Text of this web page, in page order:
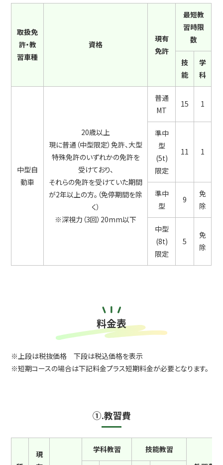
取扱免
許・教
習車種
資格
現有
免許
最短教
習時限
数
技
能
学
科
中型自
動車
20歳以上
現に普通（中型限定）免許、大型
特殊免許のいずれかの免許を
受けており、
それらの免許を受けていた期間
が2年以上の方。（免停期間を除
く）
※深視力（3回）20mm以下
普通
MT
15 1
準中
型
(5t)
限定
11 1
準中
型
9
免
除
中型
(8t)
限定
5
免
除
料金表
上段は税抜価格 下段は税込価格を表示
短期コースの場合は下記料金プラス短期料金が必要となります。
①.教習費
現
学科教習
技能教習